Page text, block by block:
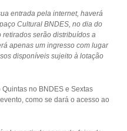
entrada pela internet, haverá
Cultural BNDES, no dia do
serão distribuídos a
apenas um ingresso com lugar
disponíveis sujeito à lotação
no BNDES e Sextas
como se dará o acesso ao